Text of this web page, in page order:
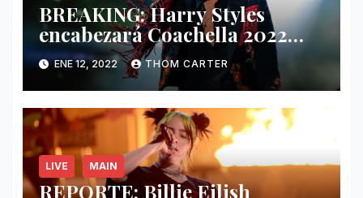
BREAKING: Harry Styles
encabezará Coachella 2022
junto a Kanye West y Billie
Eilish.
ENE 12, 2022 THOM CARTER
LIVE MAIN
REPORTE: Billie Eilish